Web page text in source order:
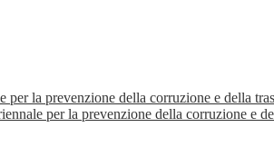
per la prevenzione della corruzione e della
per la prevenzione della corruzione e